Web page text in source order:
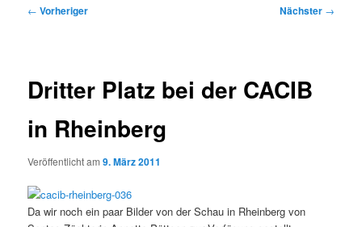
Beitragsnavigation
← Vorheriger Nächster →
Dritter Platz bei der CACIB
in Rheinberg
Veröffentlicht am9. März 2011
Da wir noch ein paar Bilder von der Schau in Rheinberg von